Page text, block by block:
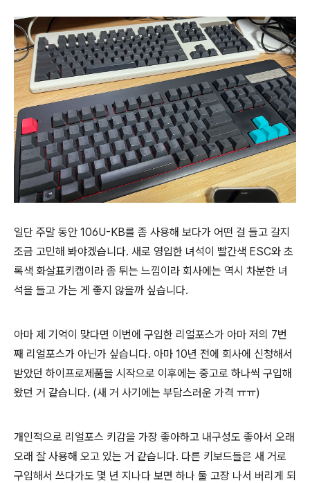
일단 주말 동안 106U-KB를 좀 사용해 보다가 어떤 걸 들고 갈지
조금 고민해 봐야겠습니다. 새로 영입한 녀석이 빨간색 ESC와 초
록색 화살표키캡이라 좀 튀는 느낌이라 회사에는 역시 차분한 녀
석을 들고 가는 게 좋지 않을까 싶습니다.
아마 제 기억이 맞다면 이번에 구입한 리얼포스가 아마 저의 7번
째 리얼포스가 아닌가 싶습니다. 아마 10년 전에 회사에 신청해서
받았던 하이프로제품을 시작으로 이후에는 중고로 하나씩 구입해
왔던 거 같습니다. (새 거 사기에는 부담스러운 가격 ㅠㅠ)
개인적으로 리얼포스 키감을 가장 좋아하고 내구성도 좋아서 오래
오래 잘 사용해 오고 있는 거 같습니다. 다른 키보드들은 새 거로
구입해서 쓰다가도 몇 년 지나다 보면 하나 둘 고장 나서 버리게 되